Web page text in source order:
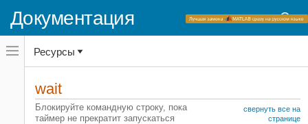
Документация
Переключатель
навигационного
меню
переключатель
навигационного
MATLAB
Программирование
Ресурсы
wait
Блокируйте командную строку, пока
таймер не прекратит запускаться
свернуть все на
странице